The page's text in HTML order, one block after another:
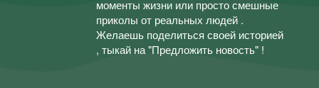
моменты жизни или просто смешные
приколы от реальных людей .
Желаешь поделиться своей историей
, тыкай на "Предложить новость" !